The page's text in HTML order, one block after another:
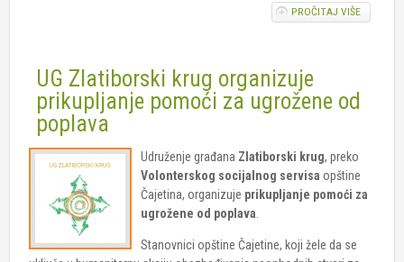
PROČITAJ VIŠEO UG
UG Zlatiborski krug organizuje
prikupljanje pomoći za ugrožene od
poplava
Udruženje građana Zlatiborski krug, preko
Volonterskog socijalnog servisa opštine
Čajetina, organizuje prikupljanje pomoći za
ugrožene od poplava
Stanovnici opštine Čajetine, koji žele da se